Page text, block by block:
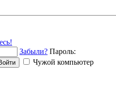
Забыли? Пароль:
Чужой компьютер